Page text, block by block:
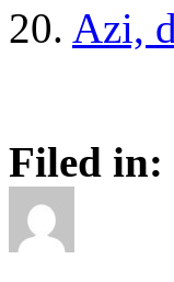
20. Azi,
Filed in: